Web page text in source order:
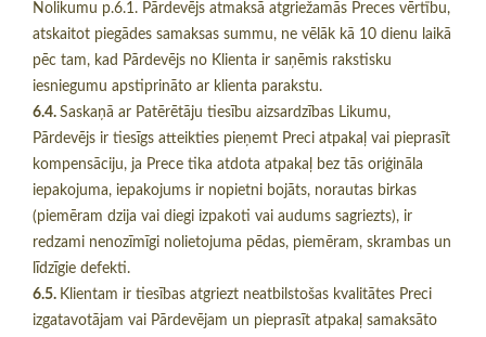
Nolikumu p.6.1. Pārdevējs atmaksā atgriežamās Preces vērtību,
atskaitot piegādes samaksas summu, ne vēlāk kā 10 dienu laikā
pēc tam, kad Pārdevējs no Klienta ir saņēmis rakstisku
iesniegumu apstiprināto ar klienta parakstu.
6.4. Saskaņā ar Patērētāju tiesību aizsardzības Likumu,
Pārdevējs ir tiesīgs atteikties pieņemt Preci atpakaļ vai pieprasīt
kompensāciju, ja Prece tika atdota atpakaļ bez tās oriģināla
iepakojuma, iepakojums ir nopietni bojāts, norautas birkas
(piemēram dzija vai diegi izpakoti vai audums sagriezts), ir
redzami nenozīmīgi nolietojuma pēdas, piemēram, skrambas un
līdzīgie defekti.
6.5. Klientam ir tiesības atgriezt neatbilstošas kvalitātes Preci
izgatavotājam vai Pārdevējam un pieprasīt atpakaļ samaksāto